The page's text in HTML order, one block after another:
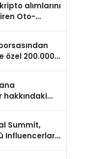
alımlarını
Oto-
özel 200.000
hakkındaki
Summit,
Influencerları